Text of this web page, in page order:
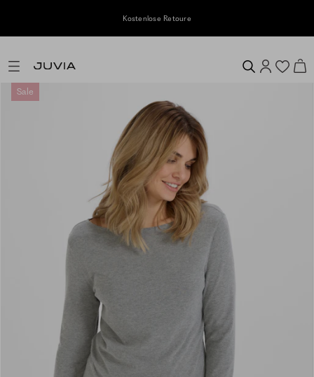
Kostenlose Retoure
Sale